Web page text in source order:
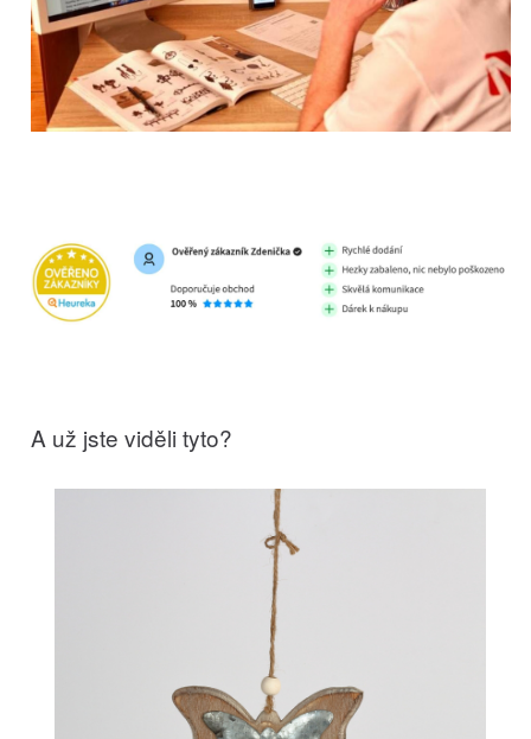
A už jste viděli tyto?